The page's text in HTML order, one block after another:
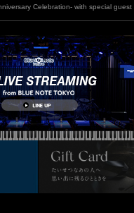
Celebration- with special